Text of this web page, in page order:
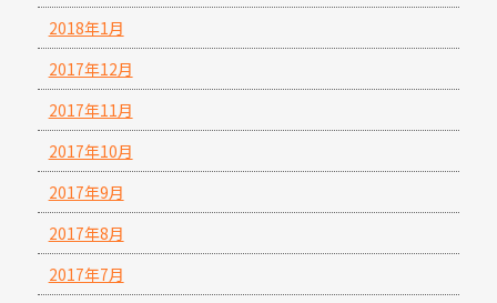
2018年1月
2017年12月
2017年11月
2017年10月
2017年9月
2017年8月
2017年7月